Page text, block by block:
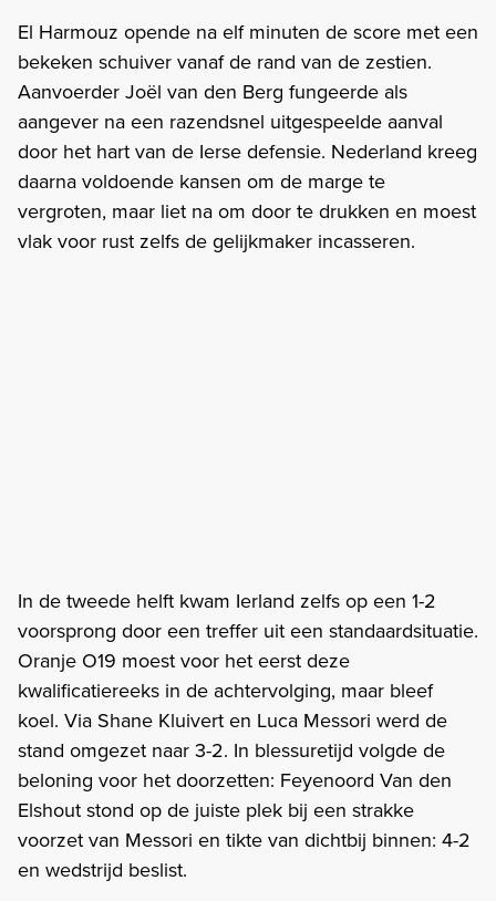
El Harmouz opende na elf minuten de score met een
bekeken schuiver vanaf de rand van de zestien.
Aanvoerder Joël van den Berg fungeerde als
aangever na een razendsnel uitgespeelde aanval
door het hart van de Ierse defensie. Nederland kreeg
daarna voldoende kansen om de marge te
vergroten, maar liet na om door te drukken en moest
vlak voor rust zelfs de gelijkmaker incasseren.
In de tweede helft kwam Ierland zelfs op een 1-2
voorsprong door een treffer uit een standaardsituatie.
Oranje O19 moest voor het eerst deze
kwalificatiereeks in de achtervolging, maar bleef
koel. Via Shane Kluivert en Luca Messori werd de
stand omgezet naar 3-2. In blessuretijd volgde de
beloning voor het doorzetten: Feyenoord Van den
Elshout stond op de juiste plek bij een strakke
voorzet van Messori en tikte van dichtbij binnen: 4-2
en wedstrijd beslist.